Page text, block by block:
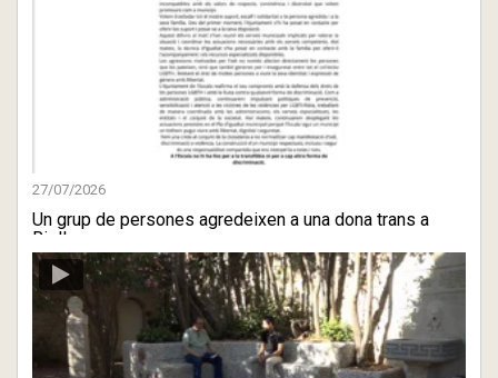
27/07/2026
Un grup de persones agredeixen a una dona trans a
Riells